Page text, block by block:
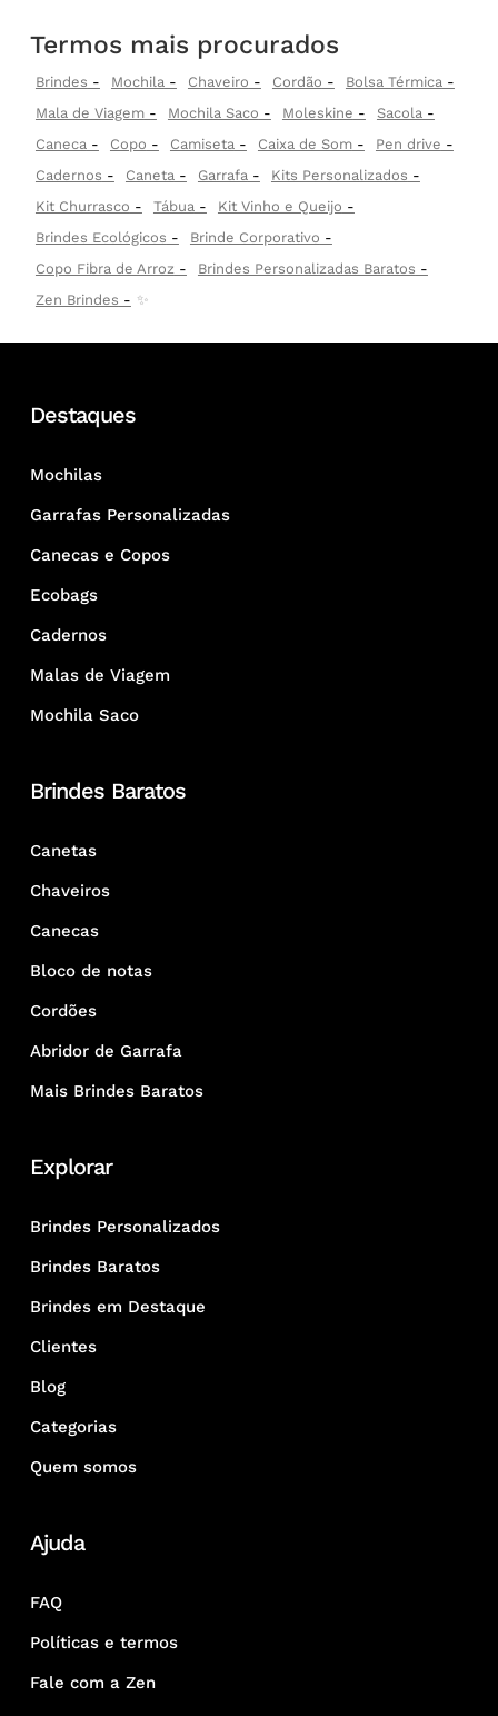
Termos mais procurados
Brindes Mochila Chaveiro Cordão
Bolsa Térmica
Mala de Viagem
Mochila Saco Moleskine
Sacola
Caneca
Copo Camiseta Caixa de Som
Pen drive
Cadernos
Caneta Garrafa
Kits Personalizados
Kit Churrasco
Tábua
Kit Vinho e Queijo
Brindes Ecológicos
Brinde Corporativo
Copo Fibra de Arroz
Brindes Personalizadas Baratos
Zen Brindes
✨
Destaques
Mochilas
Garrafas Personalizadas
Canecas e Copos
Ecobags
Cadernos
Malas de Viagem
Mochila Saco
Brindes Baratos
Canetas
Chaveiros
Canecas
Bloco de notas
Cordões
Abridor de Garrafa
Mais Brindes Baratos
Explorar
Brindes Personalizados
Brindes Baratos
Brindes em Destaque
Clientes
Blog
Categorias
Quem somos
Ajuda
FAQ
Políticas e termos
Fale com a Zen